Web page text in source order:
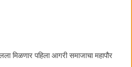
मिळणार पहिला आगरी समाजाचा महापौर